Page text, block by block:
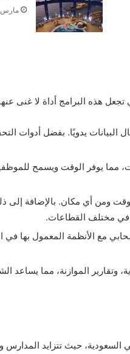
مارس 2,
تجعل هذه البرامج أداة لا غنى
يدويًا. بفضل أدوات
مما يوفر الوقت ويسمح
ومن أي مكان. بالإضافة إلى
في مختلف القطاعات.
مع الأنظمة المعمول بها في
وتقارير الموازنة، مما
السعودية، حيث تتزايد المدارس